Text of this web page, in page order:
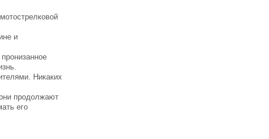
и
Никаких
продолжают
его